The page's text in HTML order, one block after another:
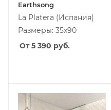
Earthsong
La Platera (Испания)
Размеры: 35x90
От 5 390 руб.